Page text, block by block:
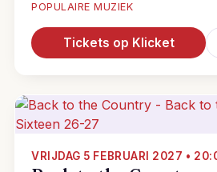
POPULAIRE MUZIEK
Tickets op Klicket
VRIJDAG 5 FEBRUARI 2027 •